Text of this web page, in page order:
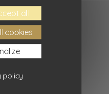
all
cookies
policy